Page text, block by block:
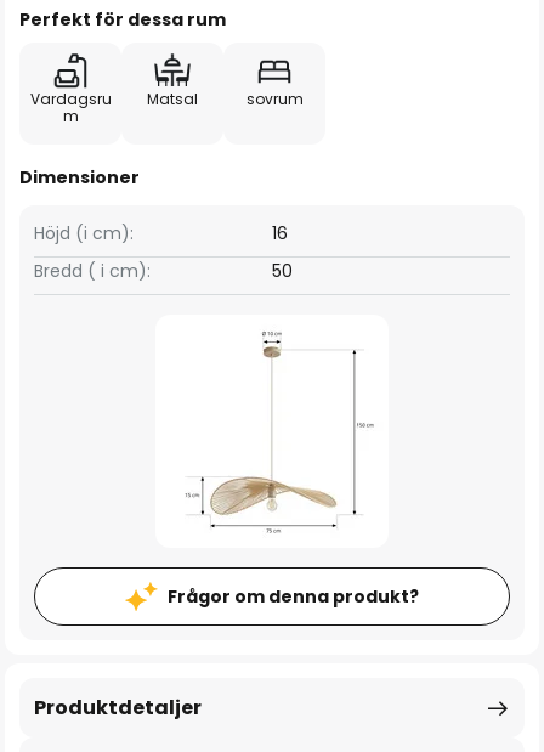
Perfekt för dessa rum
Vardagsru
m
Matsal sovrum
Dimensioner
Bredd ( i cm): 50
Höjd (i cm): 16
Frågor om denna produkt?
Produktdetaljer